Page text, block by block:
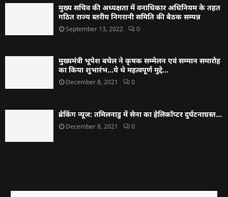
मुख्य सचिव की अध्यक्षता में वनाधिकार अधिनियम के तहत
गठित राज्य स्तरीय निगरानी समिति की बैठक सम्पन्न
September 13, 2022 0
मुख्यमंत्री भूपेश बघेल ने कृषक सम्मेलन एवं सम्मान समारोह
का किया शुभारंभ…ये थे महत्वपूर्ण मुद्दे…
December 8, 2021 0
ब्रेकिंग न्यूज: तमिलनाडु में सेना का हेलिकॉप्टर दुर्घटनाग्रस्त…
December 8, 2021 0